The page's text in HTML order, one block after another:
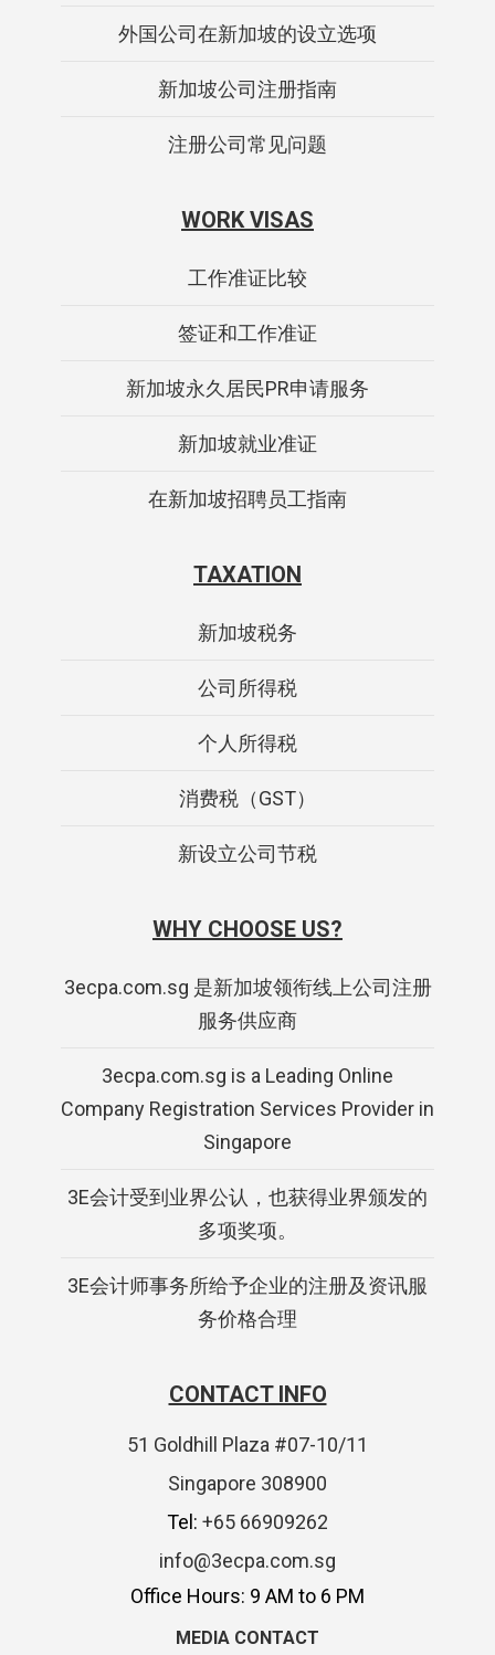
外国公司在新加坡的设立选项
新加坡公司注册指南
注册公司常见问题
WORK VISAS
工作准证比较
签证和工作准证
新加坡永久居民PR申请服务
新加坡就业准证
在新加坡招聘员工指南
TAXATION
新加坡税务
公司所得税
个人所得税
消费税（GST）
新设立公司节税
WHY CHOOSE US?
3ecpa.com.sg 是新加坡领衔线上公司注册
服务供应商
3ecpa.com.sg is a Leading Online
Company Registration Services Provider in
Singapore
3E会计受到业界公认，也获得业界颁发的
多项奖项。
3E会计师事务所给予企业的注册及资讯服
务价格合理
CONTACT INFO
51 Goldhill Plaza #07-10/11
Singapore 308900
Tel: +65 66909262
info@3ecpa.com.sg
Office Hours: 9 AM to 6 PM
MEDIA CONTACT